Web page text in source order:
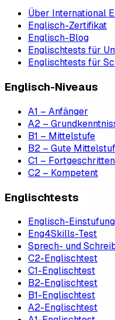
Über International
Englisch-Zertifikat
Englisch-Blog
Englischtests für
Englischtests für
Englisch-Niveaus
A1 – Anfänger
A2 –
B1 – Mittelstufe
B2 – Gute
C1 – Fortgeschritten
C2 – Kompetent
Englischtests
Englisch-
Eng4Skills-Test
Sprech- und
C2-Englischtest
C1-Englischtest
B2-Englischtest
B1-Englischtest
A2-Englischtest